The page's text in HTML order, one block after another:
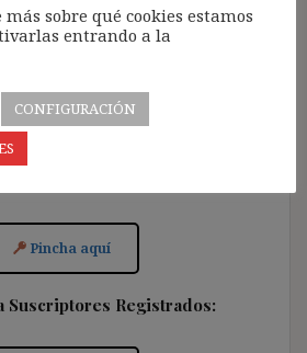
la política de privacidad del
politica-de-privacidad/]
Pincha aquí
Suscriptores Registrados:
sobre qué cookies estamos
entrando a la
CONFIGURACIÓN